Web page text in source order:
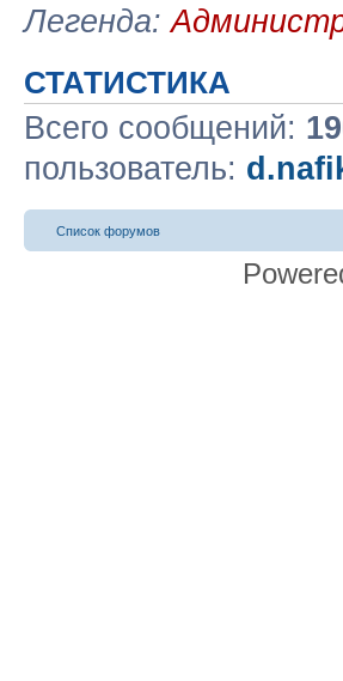
Легенда:
СТАТИСТИКА
Всего сообщений:
пользователь:
Список форумов